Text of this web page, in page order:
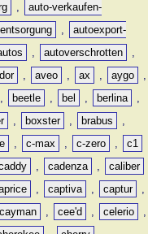
,
auto-verkaufen-
,
autoexport-
, autoverschrotten
,
, aveo , ax , aygo
,
, beetle , bel , berlina
,
, boxster , brabus
,
, c-max , c-zero ,
c1
, cadenza ,
caliber
, captiva , captur
,
cayman , cee'd , celerio
,